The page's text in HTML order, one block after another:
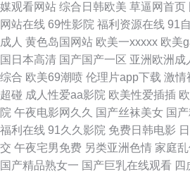
日本三级A片 欧美人Z0Z0 日本www高清 日
美很很日比 狼友视频首页久久 青青操网站 欧
白丝尤物 国产久艹视频 黄色小说视频网址 精
一本道 黄射网站 久草香蕉y 欧美TV一二三 久
成人久草 国产91在线首页 国产精品探花少妇
媒观看网站 综合日韩欧美 草逼网首页
网站在线 69性影院 福利资源在线 91
成人 黄色岛国网站 欧美一xxxxx 欧美
国日本高清 国产国产一区 亚洲欧洲成
综合 欧美69潮喷 伦理片app下载 激情
超碰 成人性爱aa影院 欧美性爱插插
院 午夜电影网久久 国产丝袜美女 国
福利在线 91久久影院 免费日韩电影
交 午夜宅男免费 另类亚洲色情 家庭
国产精品熟女一 国产巨乳在线观看 四